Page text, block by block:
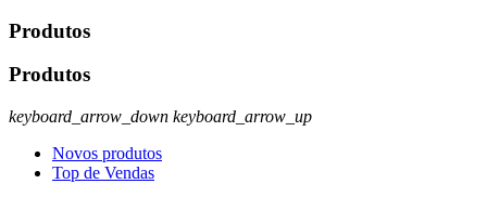
Produtos
Produtos
keyboard_arrow_down keyboard_arrow_up
Novos produtos
Top de Vendas